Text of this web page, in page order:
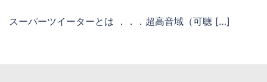
スーパーツイーターとは ．．．超高音域（可聴 […]